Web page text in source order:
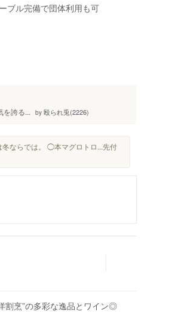
ブル完備で団体利用も可
を誇る... by 殴られ兎(2226)
冬ならでは。 ◯本マグロトロ...先付
割烹”の多彩な逸品とワイン◎